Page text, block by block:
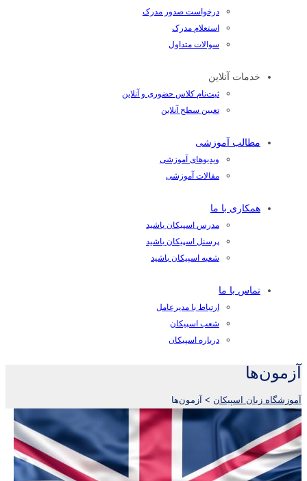
درخواست صدور مدرک
استعلام مدرک
سوالات متداول
خدمات آنلاین
ثبت‌نام کلاس حضوری و آنلاین
تعیین سطح آنلاین
مطالب آموزشی
ویدیوهای آموزشی
مقالات آموزشی
همکاری با ما
مدرس اسپیکان باشید
پرسنل اسپیکان باشید
شعبه اسپیکان باشید
تماس با ما
ارتباط با مدیرعامل
شعب اسپیکان
درباره اسپیکان
آزمون‌ها
آموزشگاه زبان اسپیکان > آزمون‌ها